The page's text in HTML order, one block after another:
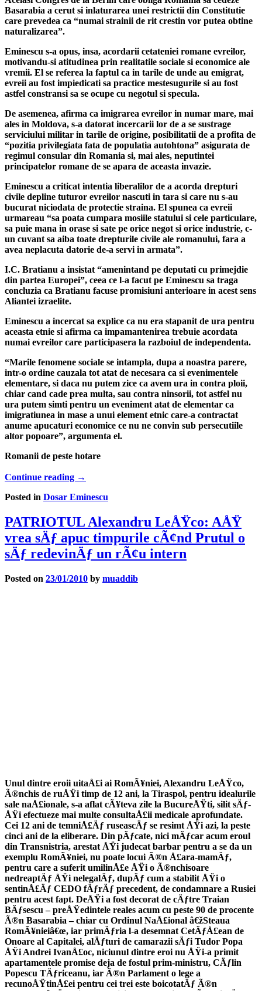
Basarabia a cerut si inlaturarea unei restrictii din Constitutie
care prevedea ca “numai strainii de rit crestin vor putea obtine
naturalizarea”.
Eminescu s-a opus, insa, acordarii cetateniei romane evreilor,
motivandu-si atitudinea prin realitatile sociale si economice ale
vremii. El se referea la faptul ca in tarile de unde au emigrat,
evreii au fost impiedicati sa practice mestesugurile si au fost
astfel constransi sa se ocupe cu negotul si specula.
De asemenea, afirma ca imigrarea evreilor in numar mare, mai
ales in Moldova, s-a datorat incercarii lor de a se sustrage
serviciului militar in tarile de origine, posibilitatii de a profita de
“pozitia privilegiata fata de populatia autohtona” asigurata de
regimul consular din Romania si, mai ales, neputintei
principatelor romane de se apara de aceasta invazie.
Eminescu a criticat intentia liberalilor de a acorda drepturi
civile depline tuturor evreilor nascuti in tara si care nu s-au
bucurat niciodata de protectie straina. El spunea ca evreii
urmareau “sa poata cumpara mosiile statului si cele particulare,
sa puie mana in orase si sate pe orice negot si orice industrie, c-
un cuvant sa aiba toate drepturile civile ale romanului, fara a
avea neplacuta datorie de-a servi in armata”.
I.C. Bratianu a insistat “amenintand pe deputati cu primejdie
din partea Europei”, ceea ce l-a facut pe Eminescu sa traga
concluzia ca Bratianu facuse promisiuni anterioare in acest sens
Aliantei izraelite.
Eminescu a incercat sa explice ca nu era stapanit de ura pentru
aceasta etnie si afirma ca impamantenirea trebuie acordata
numai evreilor care participasera la razboiul de independenta.
“Marile fenomene sociale se intampla, dupa a noastra parere,
intr-o ordine cauzala tot atat de necesara ca si evenimentele
elementare, si daca nu putem zice ca avem ura in contra ploii,
chiar cand cade prea multa, sau contra ninsorii, tot astfel nu
ura putem simti pentru un eveniment atat de elementar ca
imigratiunea in mase a unui element etnic care-a contractat
anume apucaturi economice ce nu ne convin sub persecutiile
altor popoare”, argumenta el.
Romanii de peste hotare
Continue reading →
Posted in Dosar Eminescu
PATRIOTUL Alexandru LeÅŸco: AÅŸ
vrea sÄƒ apuc timpurile cÃ¢nd Prutul o
sÄƒ redevinÄƒ un rÃ¢u intern
Posted on 23/01/2010 by muaddib
Unul dintre eroii uitaÅ£i ai RomÃ¥niei, Alexandru LeÅŸco,
Ã®nchis de ruÅŸi timp de 12 ani, la Tiraspol, pentru idealurile
sale naÅ£ionale, s-a aflat cÃ¥teva zile la BucureÅŸti, silit sÄƒ-
ÅŸi efectueze mai multe consultaÅ£ii medicale aprofundate.
Cei 12 ani de temniÅ£Äƒ ruseascÄƒ se resimt ÅŸi azi, la peste
cinci ani de la eliberare. Din pÄƒcate, nici mÄƒcar acum eroul
din Transnistria, arestat ÅŸi judecat barbar pentru a se da un
exemplu RomÃ¥niei, nu poate locui Ã®n Å£ara-mamÄƒ,
pentru care a suferit umilinÅ£e ÅŸi o Ã®nchisoare
nedreaptÄƒ ÅŸi nelegalÄƒ, dupÄƒ cum a stabilit ÅŸi o
sentinÅ£Äƒ CEDO fÄƒrÄƒ precedent, de condamnare a Rusiei
pentru acest fapt. DeÅŸi a fost decorat de cÄƒtre Traian
BÄƒsescu – preÅŸedintele reales acum cu peste 90 de procente
Ã®n Basarabia – chiar cu Ordinul NaÅ£ional â€žSteaua
RomÃ¥nieiâ€œ, iar primÄƒria l-a desemnat CetÄƒÅ£ean de
Onoare al Capitalei, alÄƒturi de camarazii sÄƒi Tudor Popa
ÅŸi Andrei IvanÅ£oc, niciunul dintre eroi nu ÅŸi-a primit
apartamentele promise deja de fostul prim-ministru, CÄƒlin
Popescu TÄƒriceanu, iar Ã®n Parlament o lege a
recunoÅŸtinÅ£ei pentru cei trei este boicotatÄƒ Ã®n